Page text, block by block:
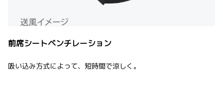
前席シートベンチレーション
吸い込み方式によって、短時間で涼しく。